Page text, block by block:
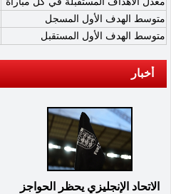
متوسط الهدف الأول المسجل
متوسط الهدف الأول المستقبل
أخبار
الاتحاد الإنجليزي يحظر الحواجز